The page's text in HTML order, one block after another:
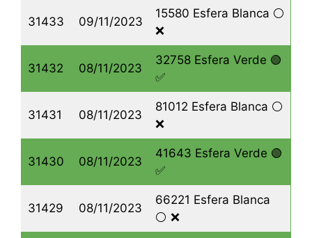
31433 09/11/2023
15580 Esfera Blanca ⚪️
❌
31432 08/11/2023
32758 Esfera Verde 🟢
✅
31431 08/11/2023
81012 Esfera Blanca ⚪️
❌
31430 08/11/2023
41643 Esfera Verde 🟢
✅
31429 08/11/2023
66221 Esfera Blanca
⚪️ ❌